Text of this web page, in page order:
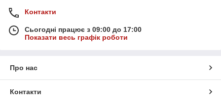
Контакти
Сьогодні працює з 09:00 до 17:00
Показати весь графік роботи
Про нас
Контакти